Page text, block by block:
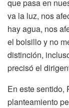
que pasa en
va la luz, nos
hay agua, nos
el bolsillo y no
distinción,
precisó el
En este sentido,
planteamiento